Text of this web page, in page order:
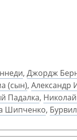
, Джордж
(сын), Александр
Падалка,
Шипченко,